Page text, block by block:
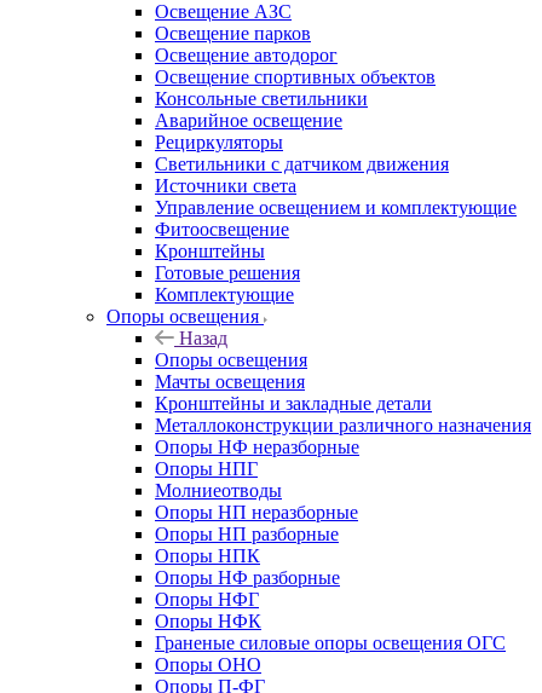
Освещение АЗС
Освещение парков
Освещение автодорог
Освещение спортивных объектов
Консольные светильники
Аварийное освещение
Рециркуляторы
Светильники с датчиком движения
Источники света
Управление освещением и комплектующие
Фитоосвещение
Кронштейны
Готовые решения
Комплектующие
Опоры освещения
Назад
Опоры освещения
Мачты освещения
Кронштейны и закладные детали
Металлоконструкции различного назначения
Опоры НФ неразборные
Опоры НПГ
Молниеотводы
Опоры НП неразборные
Опоры НП разборные
Опоры НПК
Опоры НФ разборные
Опоры НФГ
Опоры НФК
Граненые силовые опоры освещения ОГС
Опоры ОНО
Опоры П-ФГ